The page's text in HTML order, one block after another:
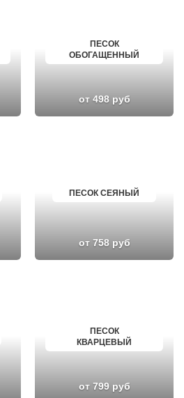
ПЕСОК
ОБОГАЩЕННЫЙ
от 498 руб
ПЕСОК СЕЯНЫЙ
от 758 руб
ПЕСОК
КВАРЦЕВЫЙ
от 799 руб